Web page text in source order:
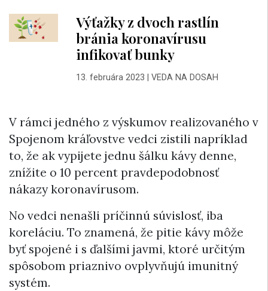
Výťažky z dvoch rastlín
bránia koronavírusu
infikovať bunky
13. februára 2023 VEDA NA DOSAH
V rámci jedného z výskumov realizovaného v
Spojenom kráľovstve vedci zistili napríklad
to, že ak vypijete jednu šálku kávy denne,
znížite o 10 percent pravdepodobnosť
nákazy koronavírusom.
No vedci nenašli príčinnú súvislosť, iba
koreláciu. To znamená, že pitie kávy môže
byť spojené i s ďalšími javmi, ktoré určitým
spôsobom priaznivo ovplyvňujú imunitný
systém.